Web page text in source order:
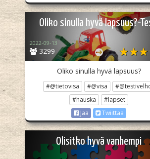
Oliko sinulla hyvä lapsuus?-
3299
2022-09-13
Oliko sinulla hyvä lapsuus?
#@tietovisa #@visa
#hauska
#lapset
Jaa
Twiittaa
Olisitko hyvä vanhempi